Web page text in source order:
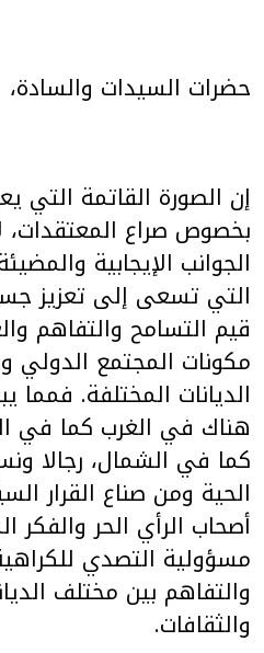
حضرات السيدات والسادة،
إن الصورة القاتمة التي
بخصوص صراع المعتقدات،
الجوانب الإيجابية
التي تسعى إلى تعزيز
قيم التسامح والتفاهم
مكونات المجتمع الدولي
الديانات المختلفة. فمما
هناك في الغرب كما في
كما في الشمال، رجالا
الحية ومن صناع القرار
أصحاب الرأي الحر والفكر
مسؤولية التصدي
والتفاهم بين مختلف
والثقافات.